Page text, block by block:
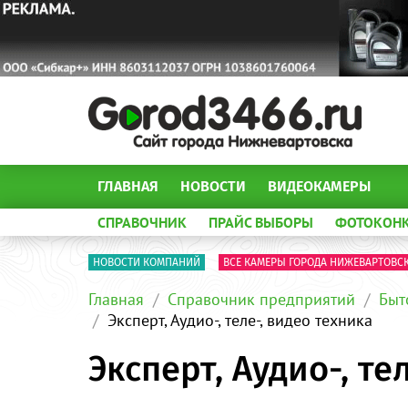
ГЛАВНАЯ НОВОСТИ ВИДЕОКАМЕРЫ
СПРАВОЧНИК ПРАЙС ВЫБОРЫ
НОВОСТИ КОМПАНИЙ ВСЕ КАМЕРЫ ГОРОДА
Главная Справочник предприятий
Эксперт, Аудио-, теле-, видео техника
Эксперт, Аудио-,